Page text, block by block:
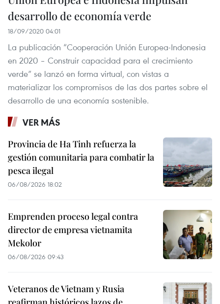
desarrollo de economía verde
18/09/2020 04:01
La publicación “Cooperación Unión Europea-Indonesia
en 2020 – Construir capacidad para el crecimiento
verde” se lanzó en forma virtual, con vistas a
materializar los compromisos de las dos partes sobre el
desarrollo de una economía sostenible.
VER MÁS
Provincia de Ha Tinh refuerza la
gestión comunitaria para combatir la
pesca ilegal
06/08/2026 18:02
Emprenden proceso legal contra
director de empresa vietnamita
Mekolor
06/08/2026 09:43
Veteranos de Vietnam y Rusia